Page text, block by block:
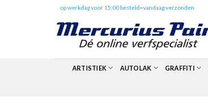
op werkdag voor 15:00 besteld=vandaag verzonden
ARTISTIEK AUTOLAK GRAFFITI